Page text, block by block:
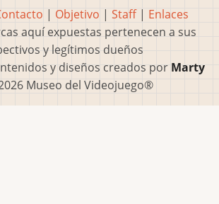
| Objetivo | Staff| Enlaces
aquí expuestas pertenecen a sus
y legítimos dueños
y diseños creados por Marty
Museo del Videojuego®